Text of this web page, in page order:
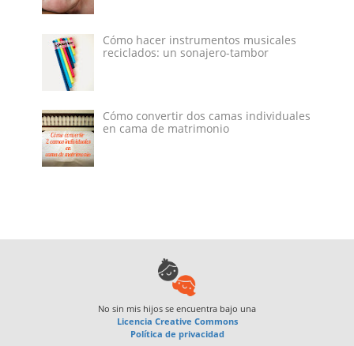
Cómo hacer instrumentos musicales
reciclados: un sonajero-tambor
Cómo convertir dos camas individuales
en cama de matrimonio
No sin mis hijos se encuentra bajo una
Licencia Creative Commons
Política de privacidad